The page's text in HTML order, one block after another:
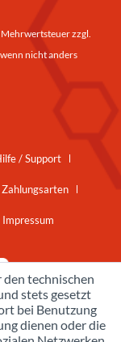
zzgl.
nicht anders
/ Support
Zahlungsarten
Impressum
technischen
stets gesetzt
bei Benutzung
dienen oder die